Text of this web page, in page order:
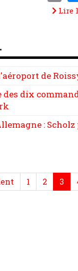
Email
Lire
de
des dix
:
1 2 3